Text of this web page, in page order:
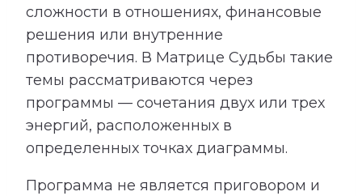
сложности в отношениях, финансовые
решения или внутренние
противоречия. В Матрице Судьбы такие
темы рассматриваются через
программы — сочетания двух или трех
энергий, расположенных в
определенных точках диаграммы.
Программа не является приговором и